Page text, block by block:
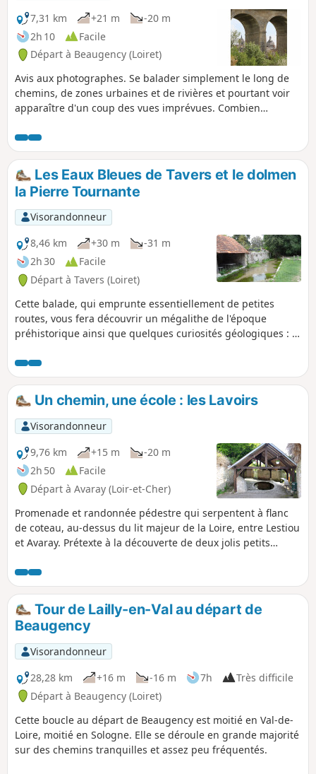
7,31 km
+21 m
-20 m
2h 10
Facile
Départ à Beaugency (Loiret)
Avis aux photographes. Se balader simplement le long de
chemins, de zones urbaines et de rivières et pourtant voir
apparaître d'un coup des vues imprévues. Combien
Les Eaux Bleues de Tavers et le dolmen
la Pierre Tournante
Visorandonneur
8,46 km
+30 m
-31 m
2h 30
Facile
Départ à Tavers (Loiret)
Cette balade, qui emprunte essentiellement de petites
routes, vous fera découvrir un mégalithe de l'époque
préhistorique ainsi que quelques curiosités géologiques : la
raison de l'enfouissement progressif de la rivière dans le
réseau karstique du calcaire de Beauce, ainsi que la
résurgence des Eaux Bleues à Tavers.
Un chemin, une école : les Lavoirs
Visorandonneur
9,76 km
+15 m
-20 m
2h 50
Facile
Départ à Avaray (Loir-et-Cher)
Promenade et randonnée pédestre qui serpentent à flanc
de coteau, au-dessus du lit majeur de la Loire, entre Lestiou
et Avaray. Prétexte à la découverte de deux jolis petits
six lavoirs sur à peine cinq kilomètres. Très discrètement
implantés, il faut prendre le temps de les chercher : la
promenade devient alors un jeu de piste avec des trésors
bien cachés. La commune de Lestiou en compte 2, celle
d'Avaray en compte 4, dont un ovale.
Tour de Lailly-en-Val au départ de
Beaugency
Visorandonneur
28,28 km
+16 m -16 m 7h
Très difficile
Départ à Beaugency (Loiret)
Cette boucle au départ de Beaugency est moitié en Val-de-
Loire, moitié en Sologne. Elle se déroule en grande majorité
sur des chemins tranquilles et assez peu fréquentés.